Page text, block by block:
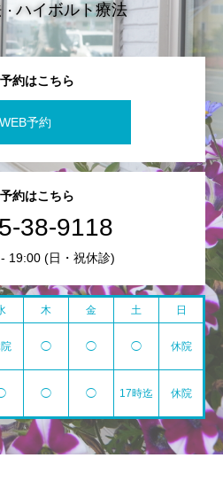
ハイボルト療法
約はこちら
WEB予約
約はこちら
38-9118
19:00 (日・祝休診)
木 金 土 日
◯ ◯ ◯ 休院
◯ ◯ 17時迄 休院